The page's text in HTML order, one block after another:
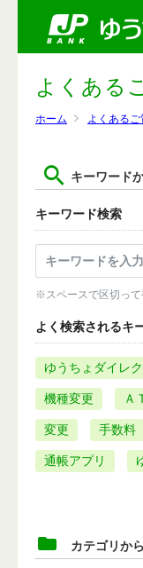
ホーム よくあるご
よくある
キーワード
キーワード検索
※スペースで区切って
よく検索されるキ
ゆうちょダイレク
機種変更 Ａ
変更 手数料
通帳アプリ
カテゴリか